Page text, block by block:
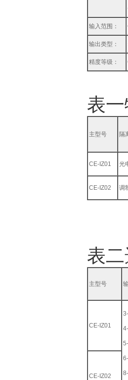
输入范围：
输出类型：
精度等级：
表
主型号 隔
CE-IZ01 光
CE-IZ02 调
表
主型号
CE-IZ01
CE-IZ02